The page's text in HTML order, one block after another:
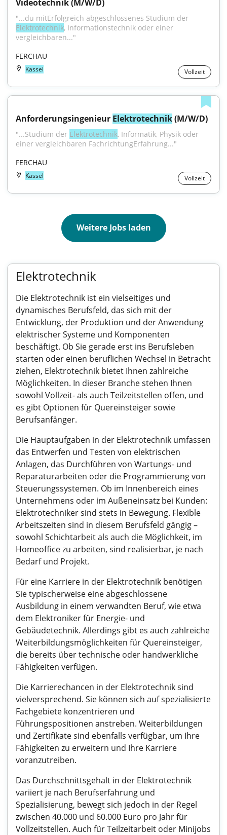
Videotechnik (M/W/D)
Elektrotechnik, Informationstechnik oder einer
vergleichbaren..."
FERCHAU
Kassel Vollzeit
Anforderungsingenieur Elektrotechnik (M/W/D)
"...Studium der Elektrotechnik, Informatik, Physik oder
einer vergleichbaren FachrichtungErfahrung..."
FERCHAU
Kassel Vollzeit
Weitere Jobs laden
Elektrotechnik
Die Elektrotechnik ist ein vielseitiges und
dynamisches Berufsfeld, das sich mit der
Entwicklung, der Produktion und der Anwendung
elektrischer Systeme und Komponenten
beschäftigt. Ob Sie gerade erst ins Berufsleben
starten oder einen beruflichen Wechsel in Betracht
ziehen, Elektrotechnik bietet Ihnen zahlreiche
Möglichkeiten. In dieser Branche stehen Ihnen
sowohl Vollzeit- als auch Teilzeitstellen offen, und
es gibt Optionen für Quereinsteiger sowie
Berufsanfänger.
Die Hauptaufgaben in der Elektrotechnik umfassen
das Entwerfen und Testen von elektrischen
Anlagen, das Durchführen von Wartungs- und
Reparaturarbeiten oder die Programmierung von
Steuerungssystemen. Ob im Innenbereich eines
Unternehmens oder im Außeneinsatz bei Kunden:
Elektrotechniker sind stets in Bewegung. Flexible
Arbeitszeiten sind in diesem Berufsfeld gängig –
sowohl Schichtarbeit als auch die Möglichkeit, im
Homeoffice zu arbeiten, sind realisierbar, je nach
Bedarf und Projekt.
Für eine Karriere in der Elektrotechnik benötigen
Sie typischerweise eine abgeschlossene
Ausbildung in einem verwandten Beruf, wie etwa
dem Elektroniker für Energie- und
Gebäudetechnik. Allerdings gibt es auch zahlreiche
Weiterbildungsmöglichkeiten für Quereinsteiger,
die bereits über technische oder handwerkliche
Fähigkeiten verfügen.
Die Karrierechancen in der Elektrotechnik sind
vielversprechend. Sie können sich auf spezialisierte
Fachgebiete konzentrieren und
Führungspositionen anstreben. Weiterbildungen
und Zertifikate sind ebenfalls verfügbar, um Ihre
Fähigkeiten zu erweitern und Ihre Karriere
voranzutreiben.
Das Durchschnittsgehalt in der Elektrotechnik
variiert je nach Berufserfahrung und
Spezialisierung, bewegt sich jedoch in der Regel
zwischen 40.000 und 60.000 Euro pro Jahr für
Vollzeitstellen. Auch für Teilzeitarbeit oder Minijobs